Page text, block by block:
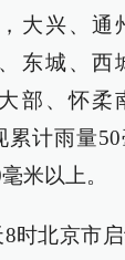
大兴、通
东城、西
部、怀柔
累计雨量
米以上。
时北京市